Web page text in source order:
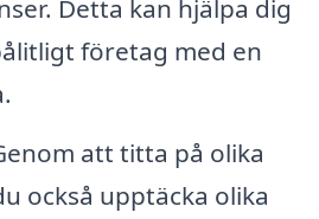
Detta kan hjälpa dig
företag med en
att titta på olika
också upptäcka olika